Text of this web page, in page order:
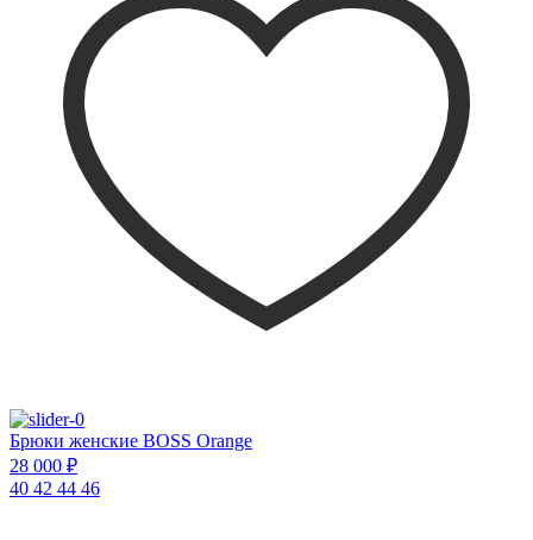
Брюки женские BOSS Orange
28 000 ₽
40 42 44 46